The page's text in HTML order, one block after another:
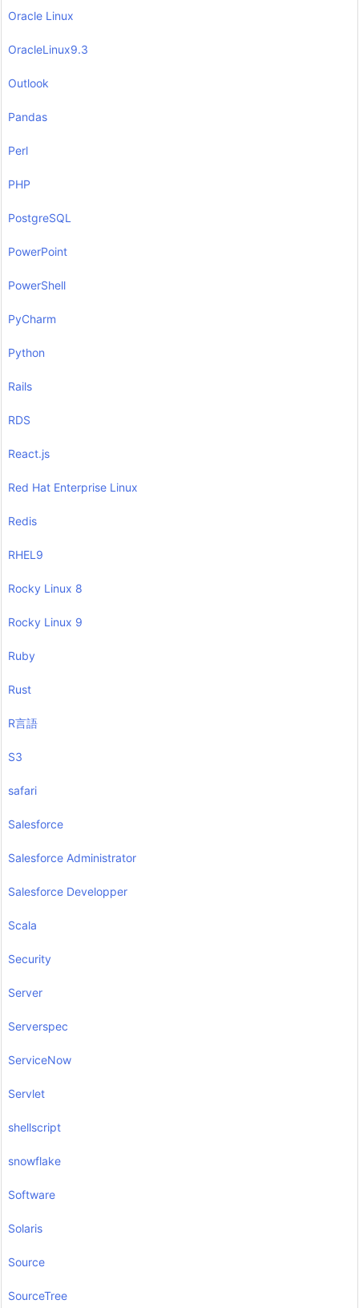
Oracle Linux
OracleLinux9.3
Outlook
Pandas
Perl
PHP
PostgreSQL
PowerPoint
PowerShell
PyCharm
Python
Rails
RDS
React.js
Red Hat Enterprise Linux
Redis
RHEL9
Rocky Linux 8
Rocky Linux 9
Ruby
Rust
R言語
S3
safari
Salesforce
Salesforce Administrator
Salesforce Developper
Scala
Security
Server
Serverspec
ServiceNow
Servlet
shellscript
snowflake
Software
Solaris
Source
SourceTree